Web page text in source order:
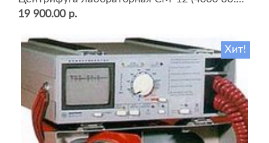
19 900.00 р.
Хит!